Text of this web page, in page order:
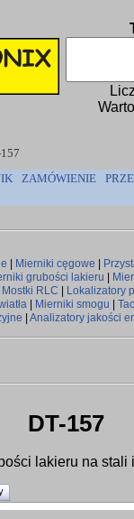
ZAMÓWIENIE
Mierniki cęgowe
grubości lakieru
Mostki RLC
Lokalizatory
Mierniki smogu
Analizatory jakości
DT-157
lakieru na stali